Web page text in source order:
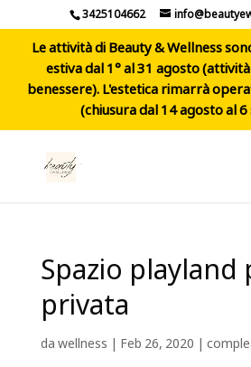
3425104662
Le attività di Beauty & Wellness
estiva dal 1° al 31 agosto
benessere). L'estetica rimarrà
(chiusura dal 14 agosto al
Spazio
privata
dawellness | Feb 26, 2020 |